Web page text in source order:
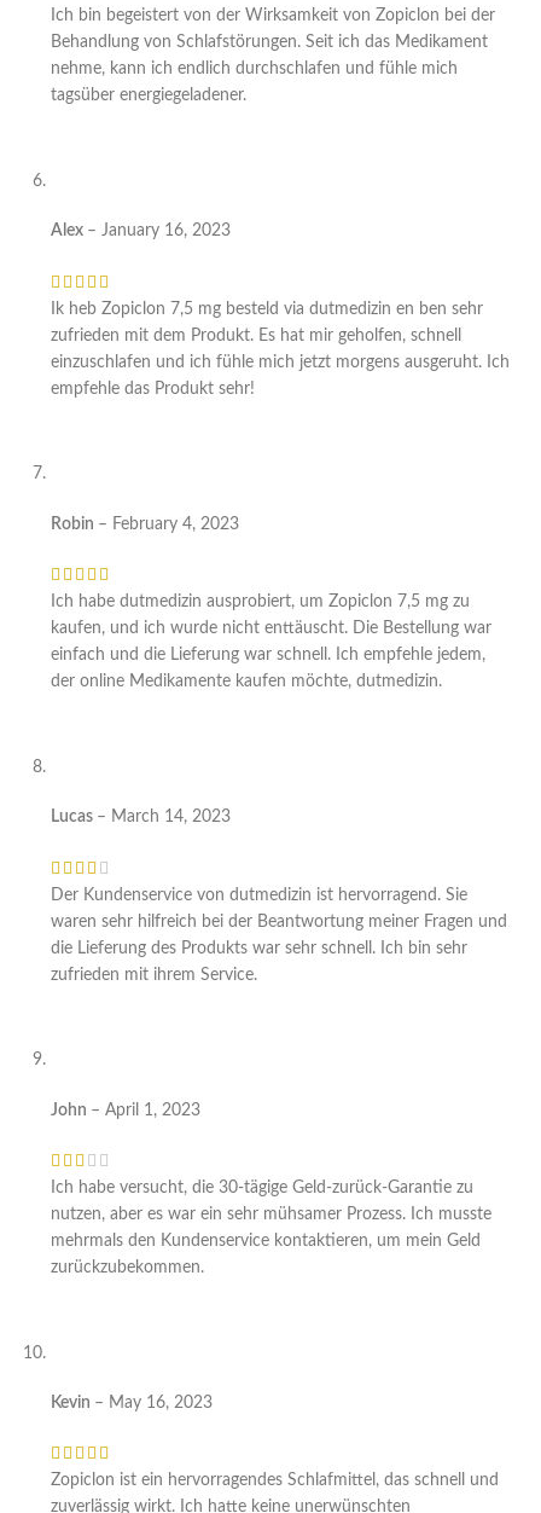
Ich bin begeistert von der Wirksamkeit von Zopiclon bei der
Behandlung von Schlafstörungen. Seit ich das Medikament
nehme, kann ich endlich durchschlafen und fühle mich
tagsüber energiegeladener.
Alex – January 16, 2023
Ik heb Zopiclon 7,5 mg besteld via dutmedizin en ben sehr
zufrieden mit dem Produkt. Es hat mir geholfen, schnell
einzuschlafen und ich fühle mich jetzt morgens ausgeruht. Ich
empfehle das Produkt sehr!
Robin – February 4, 2023
Ich habe dutmedizin ausprobiert, um Zopiclon 7,5 mg zu
kaufen, und ich wurde nicht enttäuscht. Die Bestellung war
einfach und die Lieferung war schnell. Ich empfehle jedem,
der online Medikamente kaufen möchte, dutmedizin.
Lucas – March 14, 2023
Der Kundenservice von dutmedizin ist hervorragend. Sie
waren sehr hilfreich bei der Beantwortung meiner Fragen und
die Lieferung des Produkts war sehr schnell. Ich bin sehr
zufrieden mit ihrem Service.
John – April 1, 2023
Ich habe versucht, die 30-tägige Geld-zurück-Garantie zu
nutzen, aber es war ein sehr mühsamer Prozess. Ich musste
mehrmals den Kundenservice kontaktieren, um mein Geld
zurückzubekommen.
Kevin – May 16, 2023
Zopiclon ist ein hervorragendes Schlafmittel, das schnell und
zuverlässig wirkt. Ich hatte keine unerwünschten